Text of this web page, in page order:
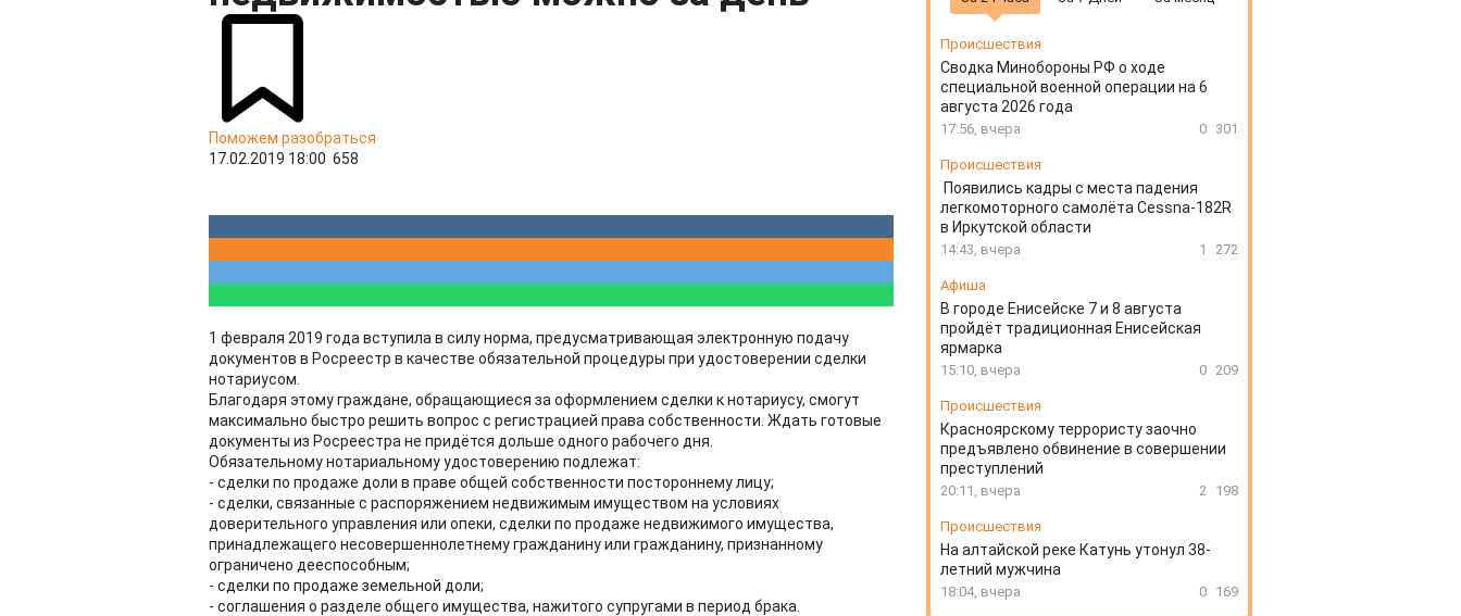
Поможем разобраться
17.02.2019 18:00 658
1 февраля 2019 года вступила в силу норма, предусматривающая электронную подачу
документов в Росреестр в качестве обязательной процедуры при удостоверении сделки
нотариусом.
Благодаря этому граждане, обращающиеся за оформлением сделки к нотариусу, смогут
максимально быстро решить вопрос с регистрацией права собственности. Ждать готовые
документы из Росреестра не придётся дольше одного рабочего дня.
Обязательному нотариальному удостоверению подлежат:
- сделки по продаже доли в праве общей собственности постороннему лицу;
- сделки, связанные с распоряжением недвижимым имуществом на условиях
доверительного управления или опеки, сделки по продаже недвижимого имущества,
принадлежащего несовершеннолетнему гражданину или гражданину, признанному
ограничено дееспособным;
- сделки по продаже земельной доли;
- соглашения о разделе общего имущества, нажитого супругами в период брака.
Происшествия
Сводка Минобороны РФ о ходе
специальной военной операции на 6
августа 2026 года
17:56, вчера 0 301
Происшествия
Появились кадры с места падения
легкомоторного самолёта Cessna-182R
в Иркутской области
14:43, вчера 1 272
Афиша
В городе Енисейске 7 и 8 августа
пройдёт традиционная Енисейская
ярмарка
15:10, вчера 0 209
Происшествия
Красноярскому террористу заочно
предъявлено обвинение в совершении
преступлений
20:11, вчера 2 198
Происшествия
На алтайской реке Катунь утонул 38-
летний мужчина
18:04, вчера 0 169